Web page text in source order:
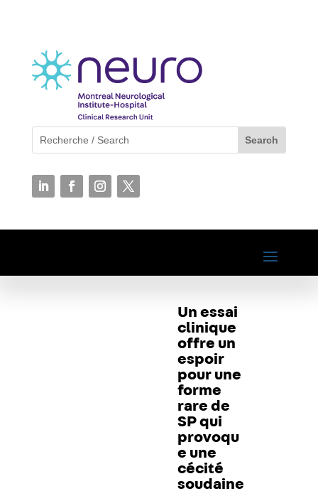
Un essai
clinique
offre un
espoir
pour une
forme
rare de
SP qui
provoqu
e une
cécité
soudaine